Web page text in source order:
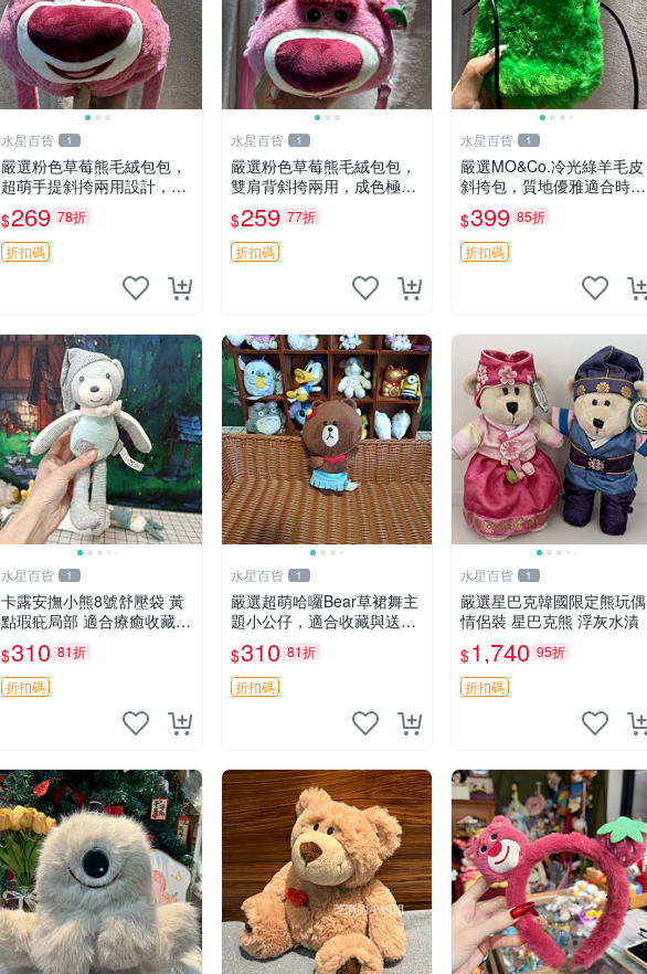
水星百貨 1
嚴選粉色草莓熊毛絨包包，
超萌手提斜挎兩用設計，成
色上佳容量大 粉紅草莓 毛
絨包 超大容量
$269 78折
折扣碼
水星百貨 1
嚴選粉色草莓熊毛絨包包，
雙肩背斜挎兩用，成色極佳
精準關鍵詞：草莓熊 包包
毛絨
$259 77折
折扣碼
水星百貨 1
嚴選MO&Co.冷光綠羊毛皮
斜挎包，質地優雅適合時尚
穿搭 冷光綠 皮包 斜挎包
$399 85折
折扣碼
水星百貨 1
卡露安撫小熊8號舒壓袋 黃
點瑕疪局部 適合療癒收藏
撫慰身心 美肌養護 放鬆好
物
$310 81折
折扣碼
水星百貨 1
嚴選超萌哈囉Bear草裙舞主
題小公仔，適合收藏與送禮
100 克 哈囉Bear 草裙舞
$310 81折
折扣碼
水星百貨 1
嚴選星巴克韓國限定熊玩偶
情侶裝 星巴克熊 浮灰水漬
$1,740 95折
折扣碼